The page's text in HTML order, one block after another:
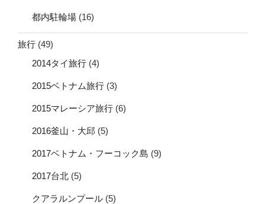
都内駐輪場 (16)
旅行 (49)
2014タイ旅行 (4)
2015ベトナム旅行 (3)
2015マレーシア旅行 (6)
2016釜山・大邱 (5)
2017ベトナム・フーコック島 (9)
2017台北 (5)
クアラルンプール (5)